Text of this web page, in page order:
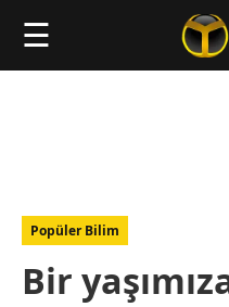
☰
Popüler Bilim
Bir